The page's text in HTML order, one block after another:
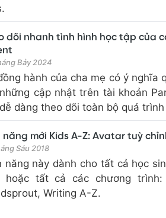
dõi nhanh tình hình học tập của
Bảy 2024
hành của cha mẹ có ý
cập nhật trên tài khoản
dàng theo dõi toàn bộ quá
năng mới Kids A-Z: Avatar tuỳ
Sáu 2018
năng này dành cho tất cả học
hoặc tất cả các chương trình:
Writing A-Z.